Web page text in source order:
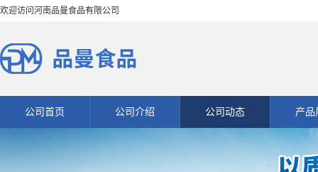
欢迎访问河南品曼食品有限公司
公司首页 公司介绍 公司动态 产品